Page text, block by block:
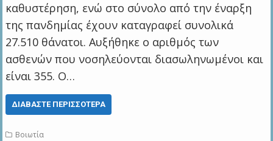
καθυστέρηση, ενώ στο σύνολο από την έναρξη
της πανδημίας έχουν καταγραφεί συνολικά
27.510 θάνατοι. Αυξήθηκε ο αριθμός των
ασθενών που νοσηλεύονται διασωληνωμένοι και
είναι 355. Ο…
ΔΙΑΒΆΣΤΕ ΠΕΡΙΣΣΌΤΕΡΑ
Βοιωτία